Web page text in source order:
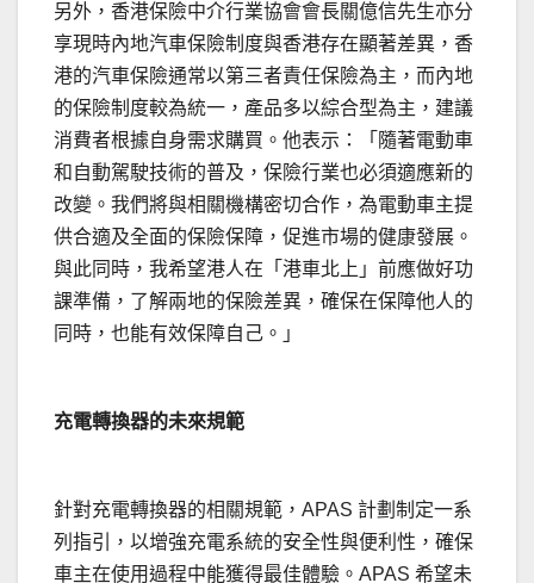
另外，香港保險中介行業協會會長關億信先生亦分
享現時內地汽車保險制度與香港存在顯著差異，香
港的汽車保險通常以第三者責任保險為主，而內地
的保險制度較為統一，產品多以綜合型為主，建議
消費者根據自身需求購買。他表示：「隨著電動車
和自動駕駛技術的普及，保險行業也必須適應新的
改變。我們將與相關機構密切合作，為電動車主提
供合適及全面的保險保障，促進市場的健康發展。
與此同時，我希望港人在「港車北上」前應做好功
課準備，了解兩地的保險差異，確保在保障他人的
同時，也能有效保障自己。」
充電轉換器的未來規範
針對充電轉換器的相關規範，APAS 計劃制定一系
列指引，以增強充電系統的安全性與便利性，確保
車主在使用過程中能獲得最佳體驗。APAS 希望未